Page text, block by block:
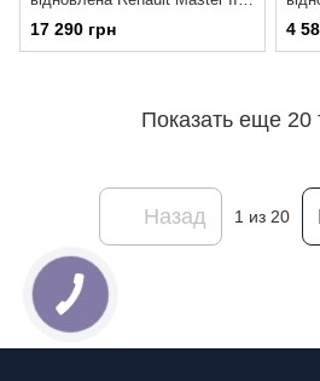
10- OP220RT
17 290 грн
08-
4
Показать еще 20
Назад 1 из 20